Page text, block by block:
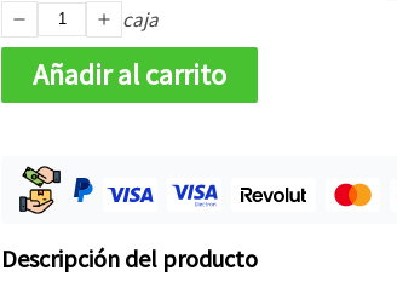
caja
Añadir al carrito
Descripción del producto